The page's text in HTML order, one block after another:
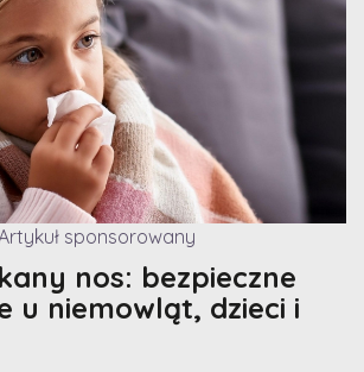
sponsorowany
nos: bezpieczne
u niemowląt, dzieci i